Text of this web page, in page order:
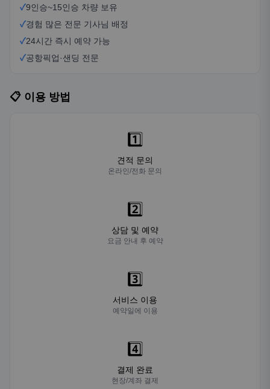
✓9인승~15인승 차량 보유
✓경험 많은 전문 기사님 배정
✓24시간 즉시 예약 가능
✓공항픽업·샌딩 전문
📋 이용 방법
1️⃣
견적 문의
온라인/전화 문의
2️⃣
상담 및 예약
요금 안내 후 예약
3️⃣
서비스 이용
예약일에 이용
4️⃣
결제 완료
현장/계좌 결제